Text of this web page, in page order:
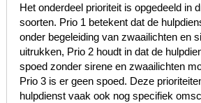
Het onderdeel prioriteit is opgedeeld in
soorten. Prio 1 betekent dat de
onder begeleiding van zwaailichten en
uitrukken, Prio 2 houdt in dat de
spoed zonder sirene en zwaailichten
Prio 3 is er geen spoed. Deze
hulpdienst vaak ook nog specifiek